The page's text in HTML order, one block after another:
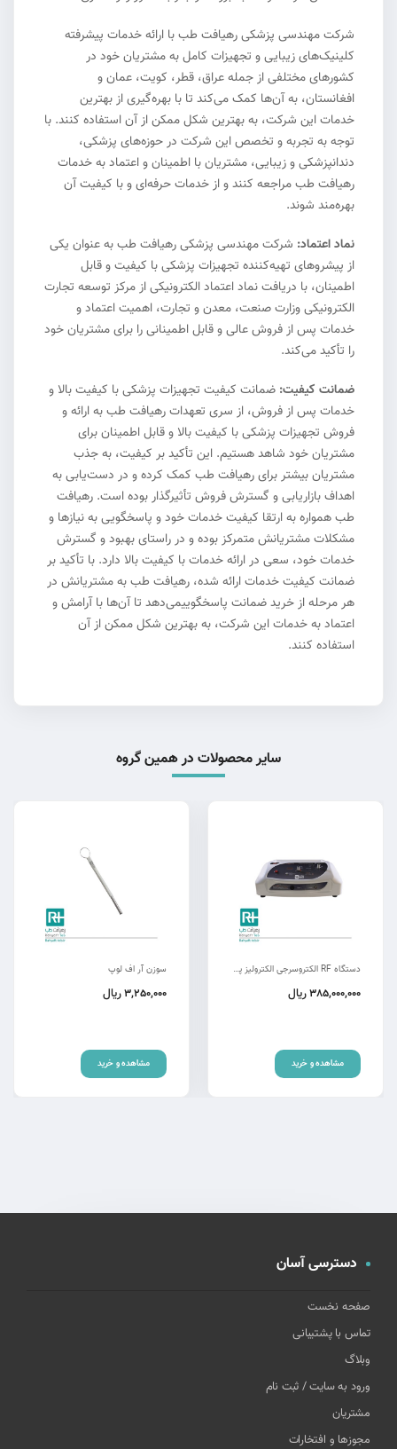
شرکت مهندسی پزشکی رهیافت طب با ارائه خدمات پیشرفته
کلینیک‌های زیبایی و تجهیزات کامل به مشتریان خود در
کشورهای مختلفی از جمله عراق، قطر، کویت، عمان و
افغانستان، به آن‌ها کمک می‌کند تا با بهره‌گیری از بهترین
خدمات این شرکت، به بهترین شکل ممکن از آن استفاده کنند. با
توجه به تجربه و تخصص این شرکت در حوزه‌های پزشکی،
دندانپزشکی و زیبایی، مشتریان با اطمینان و اعتماد به خدمات
رهیافت طب مراجعه کنند و از خدمات حرفه‌ای و با کیفیت آن
بهره‌مند شوند.
نماد اعتماد: شرکت مهندسی پزشکیرهیافت طب به عنوان یکی
از پیشروهای تهیه‌کننده تجهیزات پزشکی با کیفیت و قابل
اطمینان، با دریافت نماد اعتماد الکترونیکی از مرکز توسعه تجارت
الکترونیکی وزارت صنعت، معدن و تجارت، اهمیت اعتماد و
خدمات پس از فروش عالی و قابل اطمینانی را برای مشتریان خود
را تأکید می‌کند.
ضمانت کیفیت: ضمانت کیفیت تجهیزات پزشکی با کیفیت بالا و
خدمات پس از فروش، از سری تعهدات رهیافت طب به ارائه و
فروش تجهیزات پزشکی با کیفیت بالا و قابل اطمینان برای
مشتریان خود شاهد هستیم. این تأکید بر کیفیت، به جذب
مشتریان بیشتر برای رهیافت طب کمک کرده و در دست‌یابی به
اهداف بازاریابی و گسترش فروش تأثیرگذار بوده است. رهیافت
طب همواره به ارتقا کیفیت خدمات خود و پاسخگویی به نیازها و
مشکلات مشتریانش متمرکز بوده و در راستای بهبود و گسترش
خدمات خود، سعی در ارائه خدمات با کیفیت بالا دارد. با تأکید بر
ضمانت کیفیت خدمات ارائه شده، رهیافت طب به مشتریانش در
هر مرحله از خرید ضمانت پاسخگوییمی‌دهد تا آن‌ها با آرامش و
اعتماد به خدمات این شرکت، به بهترین شکل ممکن از آن
استفاده کنند.
سایر محصولات در همین گروه
دستگاه RF الکتروسرجی الکترولیز پویان تجهیز
385,000,000ریال
مشاهده و خرید
سوزن آر اف لوپ
3,250,000ریال
مشاهده و خرید
دسترسی آسان
صفحه نخست
تماس با پشتیبانی
وبلاگ
ورود به سایت / ثبت نام
مشتریان
مجوزها و افتخارات